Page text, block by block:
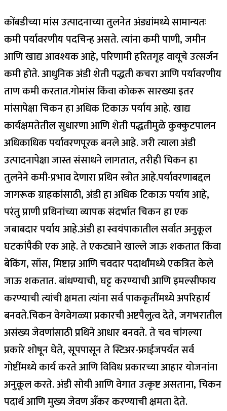
कोंबडीच्या मांस उत्पादनाच्या तुलनेत अंड्यांमध्ये सामान्यतः
कमी पर्यावरणीय पदचिन्ह असते. त्यांना कमी पाणी, जमीन
आणि खाद्य आवश्यक आहे, परिणामी हरितगृह वायूचे उत्सर्जन
कमी होते. आधुनिक अंडी शेती पद्धती कचरा आणि पर्यावरणीय
ताण कमी करतात.गोमांस किंवा कोकरू सारख्या इतर
मांसापेक्षा चिकन हा अधिक टिकाऊ पर्याय आहे. खाद्य
कार्यक्षमतेतील सुधारणा आणि शेती पद्धतीमुळे कुक्कुटपालन
अधिकाधिक पर्यावरणपूरक बनले आहे. जरी त्याला अंडी
उत्पादनापेक्षा जास्त संसाधने लागतात, तरीही चिकन हा
तुलनेने कमी-प्रभाव देणारा प्रथिन स्त्रोत आहे.पर्यावरणाबद्दल
जागरूक ग्राहकांसाठी, अंडी हा अधिक टिकाऊ पर्याय आहे,
परंतु प्राणी प्रथिनांच्या व्यापक संदर्भात चिकन हा एक
जबाबदार पर्याय आहे.अंडी हा स्वयंपाकातील सर्वात अनुकूल
घटकांपैकी एक आहे. ते एकट्याने खाल्ले जाऊ शकतात किंवा
बेकिंग, सॉस, मिष्टान्न आणि चवदार पदार्थांमध्ये एकत्रित केले
जाऊ शकतात. बांधण्याची, घट्ट करण्याची आणि इमल्सीफाय
करण्याची त्यांची क्षमता त्यांना सर्व पाककृतींमध्ये अपरिहार्य
बनवते.चिकन वेगवेगळ्या प्रकारची अष्टपैलुत्व देते, जगभरातील
असंख्य जेवणांसाठी प्रथिने आधार बनवते. ते चव चांगल्या
प्रकारे शोषून घेते, सूपपासून ते स्टिअर-फ्राईजपर्यंत सर्व
गोष्टींमध्ये कार्य करते आणि विविध प्रकारच्या आहार योजनांना
अनुकूल करते.अंडी सोयी आणि वेगात उत्कृष्ट असताना, चिकन
पदार्थ आणि मुख्य जेवण अँकर करण्याची क्षमता देते.